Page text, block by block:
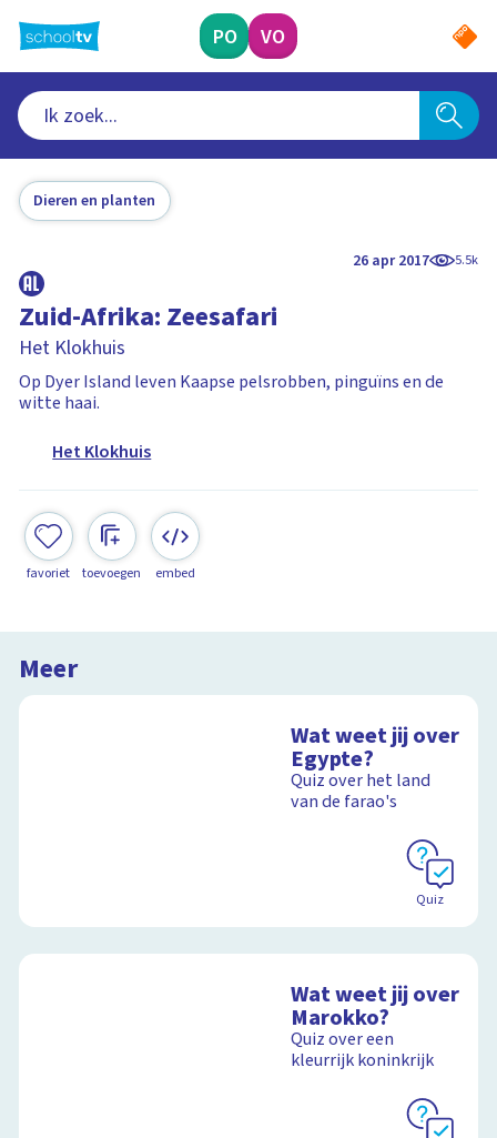
naar
hoofdinhoud
PO VO
Dieren en planten
26 apr 2017 5.5k
Zuid-Afrika: Zeesafari
Het Klokhuis
Op Dyer Island leven Kaapse pelsrobben, pinguïns en de
witte haai.
Het Klokhuis
favoriet toevoegen embed
Meer
Wat weet jij over
Egypte?
Quiz over het land
van de farao's
Quiz
Wat weet jij over
Marokko?
Quiz over een
kleurrijk koninkrijk